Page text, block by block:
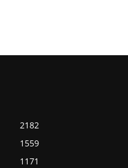
2182
1559
1171